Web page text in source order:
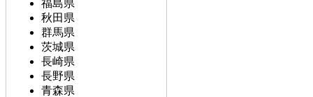
福島県
秋田県
群馬県
茨城県
長崎県
長野県
青森県